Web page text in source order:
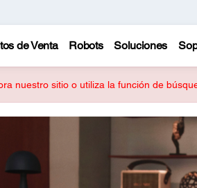
de Venta Robots Soluciones
nuestro sitio o utiliza la función de